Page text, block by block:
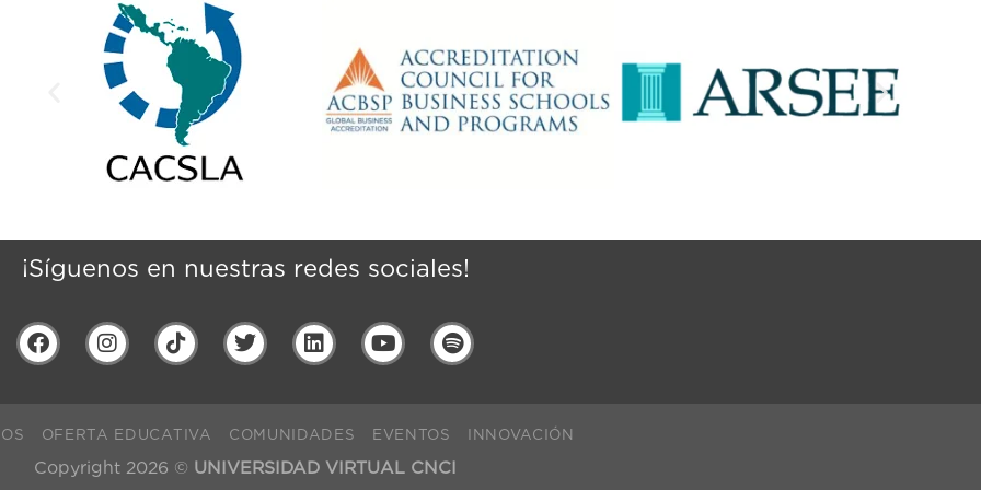
¡Síguenos en nuestras redes sociales!
OFERTA EDUCATIVA COMUNIDADES EVENTOS INNOVACIÓN
Copyright 2026 © UNIVERSIDAD VIRTUAL CNCI